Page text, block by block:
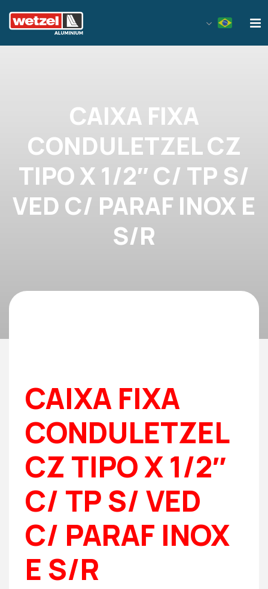
CAIXA FIXA
CONDULETZEL CZ
TIPO X 1/2″ C/ TP S/
VED C/ PARAF INOX E
S/R
CAIXA FIXA
CONDULETZEL
CZ TIPO X 1/2″
C/ TP S/ VED
C/ PARAF INOX
E S/R